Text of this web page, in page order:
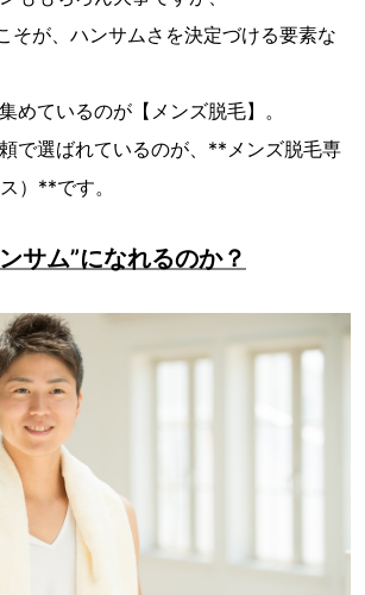
そが、ハンサムさを決定づける要素な
めているのが【メンズ脱毛】。
で選ばれているのが、**メンズ脱毛専
）**です。
サム”になれるのか？